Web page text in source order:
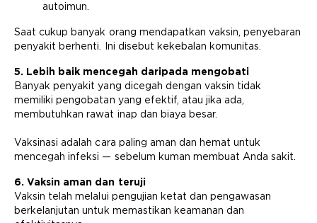
autoimun.
Saat cukup banyak orang mendapatkan vaksin, penyebaran
penyakit berhenti. Ini disebut kekebalan komunitas.
5. Lebih baik mencegah daripada mengobati
Banyak penyakit yang dicegah dengan vaksin tidak
memiliki pengobatan yang efektif, atau jika ada,
membutuhkan rawat inap dan biaya besar.
Vaksinasi adalah cara paling aman dan hemat untuk
mencegah infeksi — sebelum kuman membuat Anda sakit.
6. Vaksin aman dan teruji
Vaksin telah melalui pengujian ketat dan pengawasan
berkelanjutan untuk memastikan keamanan dan